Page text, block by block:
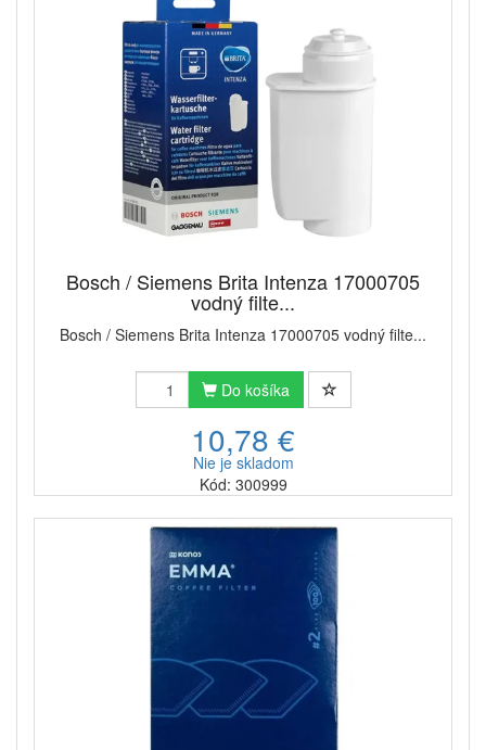
Bosch / Siemens Brita Intenza 17000705
vodný filte...
Bosch / Siemens Brita Intenza 17000705 vodný filte...
Do košíka
10,78 €
Nie je skladom
Kód: 300999